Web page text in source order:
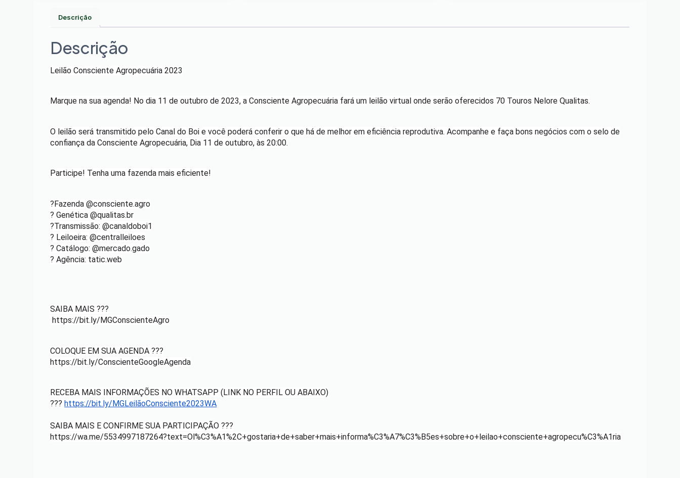
Descrição
Descrição
Leilão Consciente Agropecuária 2023
Marque na sua agenda! No dia 11 de outubro de 2023, a Consciente Agropecuária fará um leilão virtual onde serão oferecidos 70 Touros Nelore Qualitas.
O leilão será transmitido pelo Canal do Boi e você poderá conferir o que há de melhor em eficiência reprodutiva. Acompanhe e faça bons negócios com o selo de
confiança da Consciente Agropecuária, Dia 11 de outubro, às 20:00.
Participe! Tenha uma fazenda mais eficiente!
?Fazenda @consciente.agro
? Genética @qualitas.br
?Transmissão: @canaldoboi1
? Leiloeira: @centralleiloes
? Catálogo: @mercado.gado
? Agência: tatic.web
SAIBA MAIS ???
https://bit.ly/MGConscienteAgro
COLOQUE EM SUA AGENDA ???
https://bit.ly/ConscienteGoogleAgenda
RECEBA MAIS INFORMAÇÕES NO WHATSAPP (LINK NO PERFIL OU ABAIXO)
???https://bit.ly/MGLeilãoConsciente2023WA
SAIBA MAIS E CONFIRME SUA PARTICIPAÇÃO ???
https://wa.me/5534997187264?text=Ol%C3%A1%2C+gostaria+de+saber+mais+informa%C3%A7%C3%B5es+sobre+o+leilao+consciente+agropecu%C3%A1ria